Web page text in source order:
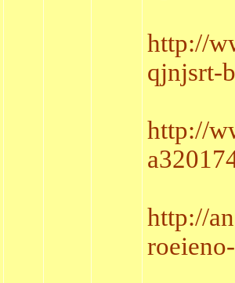
http://
qjnjsrt-
http://
http://